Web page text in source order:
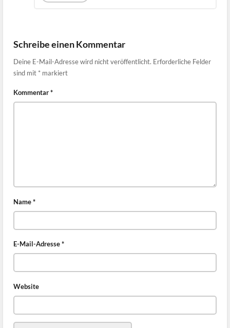
Schreibe einen Kommentar
Deine E-Mail-Adresse wird nicht veröffentlicht. Erforderliche Felder
sind mit * markiert
Kommentar*
Name*
E-Mail-Adresse*
Website